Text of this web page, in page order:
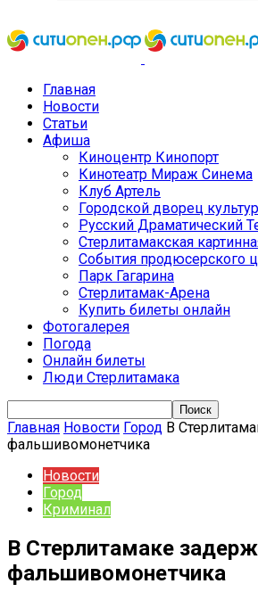
Главная
Новости
Статьи
Афиша
Киноцентр Кинопорт
Кинотеатр Мираж Синема
Клуб Артель
Городской дворец
Русский Драматический
Стерлитамакская
События продюсерского
Парк Гагарина
Стерлитамак-Арена
Купить билеты онлайн
Фотогалерея
Погода
Онлайн билеты
Люди Стерлитамака
Главная Новости Город В
фальшивомонетчика
Новости
Город
Криминал
В Стерлитамаке
фальшивомонетчика